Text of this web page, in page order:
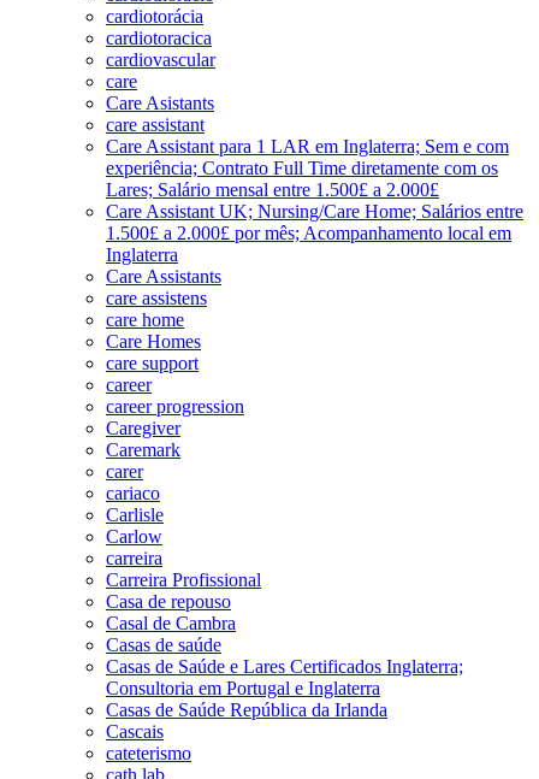
cardiotorácia
cardiotoracica
cardiovascular
care
Care Asistants
care assistant
Care Assistant para 1 LAR em Inglaterra; Sem e com
experiência; Contrato Full Time diretamente com os
Lares; Salário mensal entre 1.500£ a 2.000£
Care Assistant UK; Nursing/Care Home; Salários entre
1.500£ a 2.000£ por mês; Acompanhamento local em
Inglaterra
Care Assistants
care assistens
care home
Care Homes
care support
career
career progression
Caregiver
Caremark
carer
cariaco
Carlisle
Carlow
carreira
Carreira Profissional
Casa de repouso
Casal de Cambra
Casas de saúde
Casas de Saúde e Lares Certificados Inglaterra;
Consultoria em Portugal e Inglaterra
Casas de Saúde República da Irlanda
Cascais
cateterismo
cath lab